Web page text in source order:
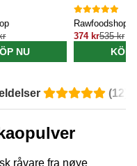
NU
Rawfoodshop
374 kr535 kr
KÖP
(12
råvare fra nøye